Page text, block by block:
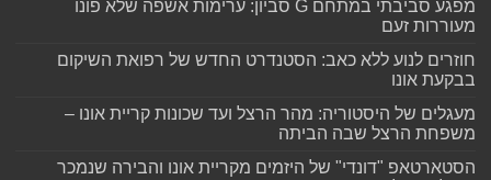
מפגע סביבתי במתחם G סביון: ערימות אשפה שלא פונו
מעוררות זעם
חוזרים לנוע ללא כאב: הסטנדרט החדש של רפואת השיקום
בבקעת אונו
מעגלים של היסטוריה: מהר הרצל ועד שכונות קריית אונו –
משפחת הרצל שבה הביתה
הסטארטאפ "דונדי" של היזמים מקריית אונו והבירה שנמכר